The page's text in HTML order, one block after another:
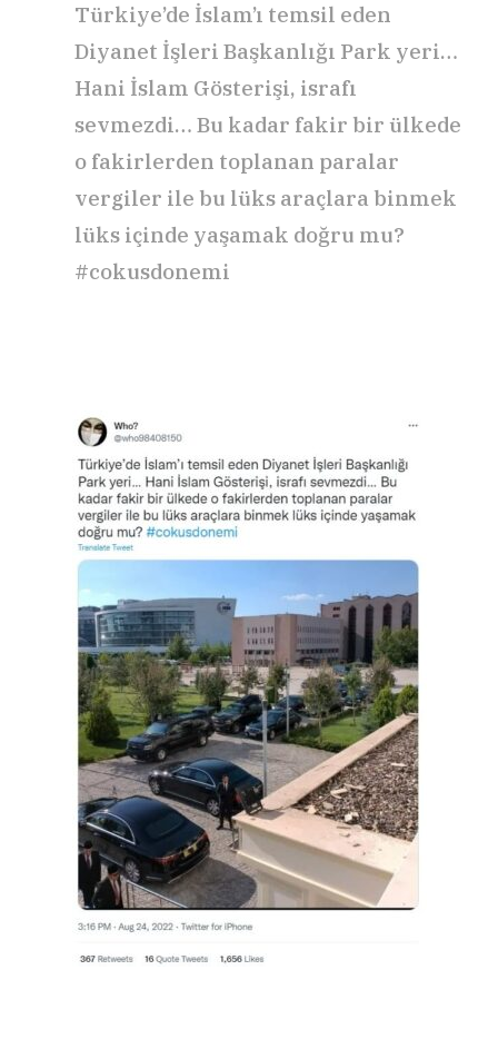
Türkiye’de İslam’ı temsil eden
Diyanet İşleri Başkanlığı Park yeri…
Hani İslam Gösterişi, israfı
sevmezdi… Bu kadar fakir bir ülkede
o fakirlerden toplanan paralar
vergiler ile bu lüks araçlara binmek
lüks içinde yaşamak doğru mu?
#cokusdonemi